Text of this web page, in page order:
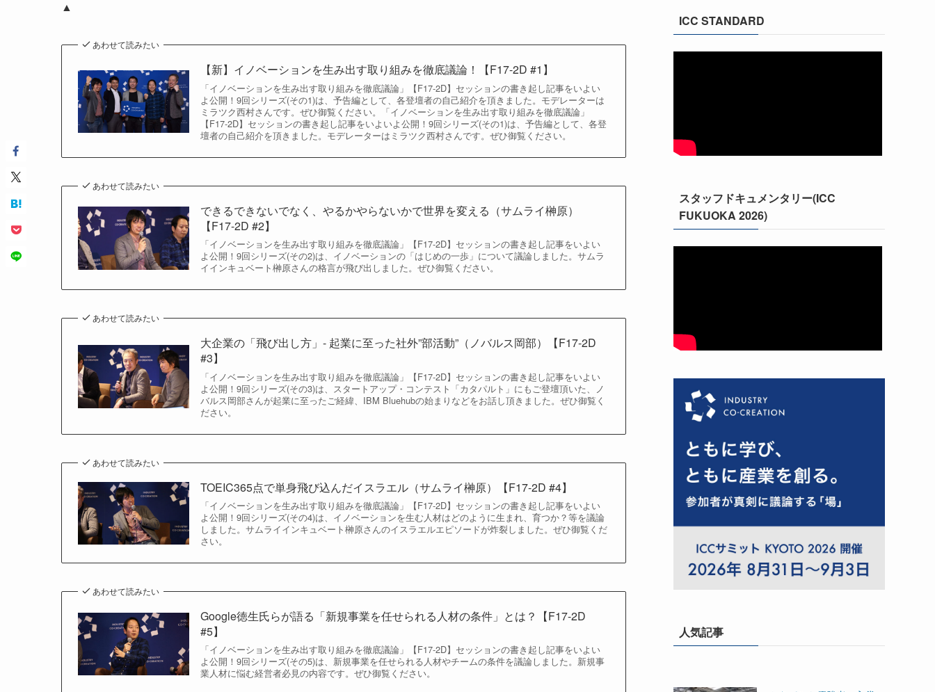
▲
あわせて読みたい
【新】イノベーションを生み出す取り組みを徹底議論！【F17-2D #1】
「イノベーションを生み出す取り組みを徹底議論」【F17-2D】セッションの書き起し記事をいよい
よ公開！9回シリーズ(その1)は、予告編として、各登壇者の自己紹介を頂きました。モデレーターは
ミラツク西村さんです。ぜひ御覧ください。「イノベーションを生み出す取り組みを徹底議論」
【F17-2D】セッションの書き起し記事をいよいよ公開！9回シリーズ(その1)は、予告編として、各登
壇者の自己紹介を頂きました。モデレーターはミラツク西村さんです。ぜひ御覧ください。
あわせて読みたい
できるできないでなく、やるかやらないかで世界を変える（サムライ榊原）
【F17-2D #2】
「イノベーションを生み出す取り組みを徹底議論」【F17-2D】セッションの書き起し記事をいよい
よ公開！9回シリーズ(その2)は、イノベーションの「はじめの一歩」について議論しました。サムラ
イインキュベート榊原さんの格言が飛び出しました。ぜひ御覧ください。
あわせて読みたい
大企業の「飛び出し方」- 起業に至った社外”部活動”（ノバルス岡部）【F17-2D
#3】
「イノベーションを生み出す取り組みを徹底議論」【F17-2D】セッションの書き起し記事をいよい
よ公開！9回シリーズ(その3)は、スタートアップ・コンテスト「カタパルト」にもご登壇頂いた、ノ
バルス岡部さんが起業に至ったご経緯、IBM Bluehubの始まりなどをお話し頂きました。ぜひ御覧く
ださい。
あわせて読みたい
TOEIC365点で単身飛び込んだイスラエル（サムライ榊原）【F17-2D #4】
「イノベーションを生み出す取り組みを徹底議論」【F17-2D】セッションの書き起し記事をいよい
よ公開！9回シリーズ(その4)は、イノベーションを生む人材はどのように生まれ、育つか？等を議論
しました。サムライインキュベート榊原さんのイスラエルエピソードが炸裂しました。ぜひ御覧くだ
さい。
あわせて読みたい
Google徳生氏らが語る「新規事業を任せられる人材の条件」とは？【F17-2D
#5】
「イノベーションを生み出す取り組みを徹底議論」【F17-2D】セッションの書き起し記事をいよい
よ公開！9回シリーズ(その5)は、新規事業を任せられる人材やチームの条件を議論しました。新規事
業人材に悩む経営者必見の内容です。ぜひ御覧ください。
ICC STANDARD
スタッフドキュメンタリー(ICC
FUKUOKA 2026)
人気記事